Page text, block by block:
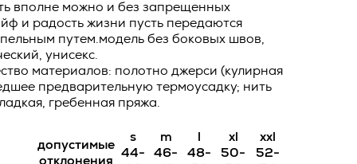
вполне можно и без запрещенных
и радость жизни пусть передаются
путем.модель без боковых швов,
унисекс.
материалов: полотно джерси (кулирная
предварительную термоусадку; нить
гребенная пряжа.
допустимые
отклонения
s
44-
m
46-
l
48-
xl
50-
xxl
52-
в №152-ФЗ
с